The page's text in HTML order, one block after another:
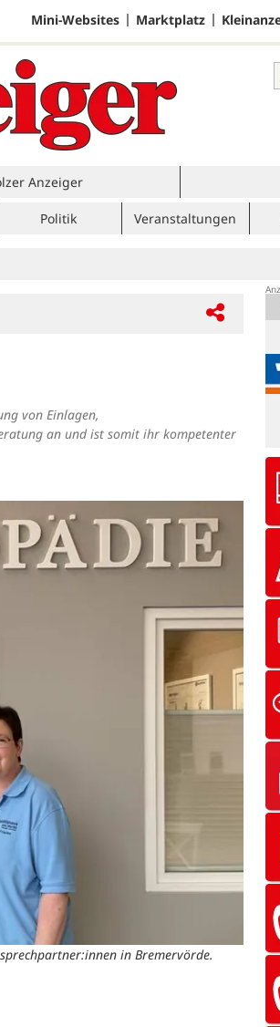
Mini-Websites Marktplatz
Anzeiger
Politik Veranstaltungen
von Einlagen,
an und ist somit ihr kompetenter
in Bremervörde.